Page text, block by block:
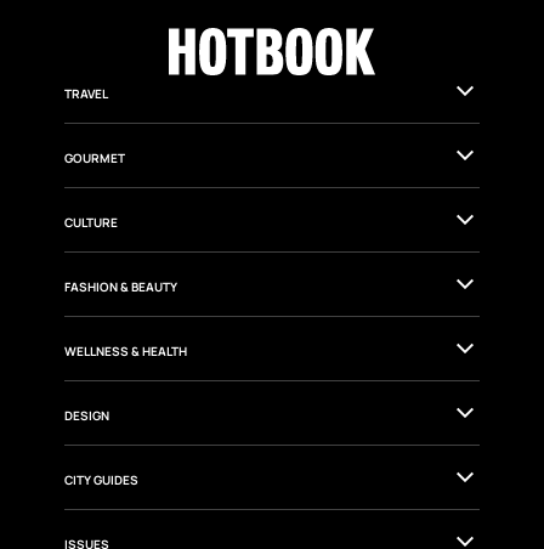
TRAVEL
GOURMET
CULTURE
FASHION & BEAUTY
WELLNESS & HEALTH